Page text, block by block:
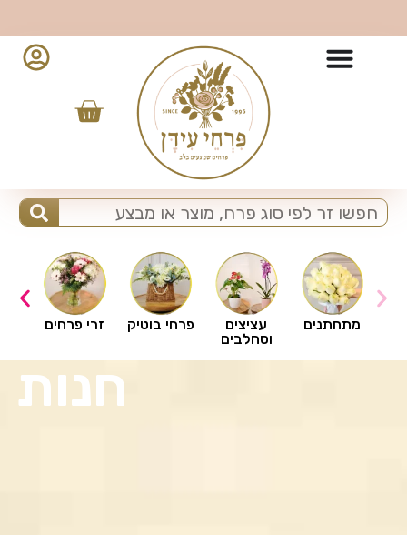
ברוכים הבאים לפרחי עידן
זרי פרחים פרחי בוטיק
עציצים
וסחלבים
מתחתנים
חנות